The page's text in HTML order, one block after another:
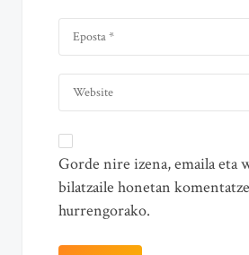
Gorde nire izena, emaila eta
bilatzaile honetan
hurrengorako.